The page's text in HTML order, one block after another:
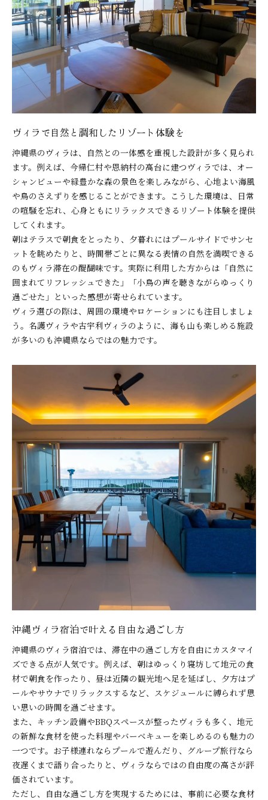
ヴィラで自然と調和したリゾート体験を
沖縄県のヴィラは、自然との一体感を重視した設計が多く見られ
ます。例えば、今帰仁村や恩納村の高台に建つヴィラでは、オー
シャンビューや緑豊かな森の景色を楽しみながら、心地よい海風
や鳥のさえずりを感じることができます。こうした環境は、日常
の喧騒を忘れ、心身ともにリラックスできるリゾート体験を提供
してくれます。
朝はテラスで朝食をとったり、夕暮れにはプールサイドでサンセ
ットを眺めたりと、時間帯ごとに異なる表情の自然を満喫できる
のもヴィラ滞在の醍醐味です。実際に利用した方からは「自然に
囲まれてリフレッシュできた」「小鳥の声を聴きながらゆっくり
過ごせた」といった感想が寄せられています。
ヴィラ選びの際は、周囲の環境やロケーションにも注目しましょ
う。名護ヴィラや古宇利ヴィラのように、海も山も楽しめる施設
が多いのも沖縄県ならではの魅力です。
沖縄ヴィラ宿泊で叶える自由な過ごし方
沖縄県のヴィラ宿泊では、滞在中の過ごし方を自由にカスタマイ
ズできる点が人気です。例えば、朝はゆっくり寝坊して地元の食
材で朝食を作ったり、昼は近隣の観光地へ足を延ばし、夕方はプ
ールやサウナでリラックスするなど、スケジュールに縛られず思
い思いの時間を過ごせます。
また、キッチン設備やBBQスペースが整ったヴィラも多く、地元
の新鮮な食材を使った料理やバーベキューを楽しめるのも魅力の
一つです。お子様連れならプールで遊んだり、グループ旅行なら
夜遅くまで語り合ったりと、ヴィラならではの自由度の高さが評
価されています。
ただし、自由な過ごし方を実現するためには、事前に必要な食材